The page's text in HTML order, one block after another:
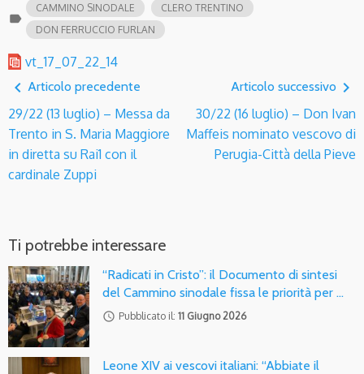
label
CAMMINO SINODALE
CLERO TRENTINO
DON FERRUCCIO FURLAN
vt_17_07_22_14
navigate_before Articolo precedente
29/22 (13 luglio) – Messa da
Trento in S. Maria Maggiore
in diretta su Rai1 con il
cardinale Zuppi
Articolo successivo navigate_next
30/22 (16 luglio) – Don Ivan
Maffeis nominato vescovo di
Perugia-Città della Pieve
Ti potrebbe interessare
“Radicati in Cristo”: il Documento di sintesi
del Cammino sinodale fissa le priorità per …
access_time Pubblicato il: 11 Giugno 2026
Leone XIV ai vescovi italiani: “Abbiate il